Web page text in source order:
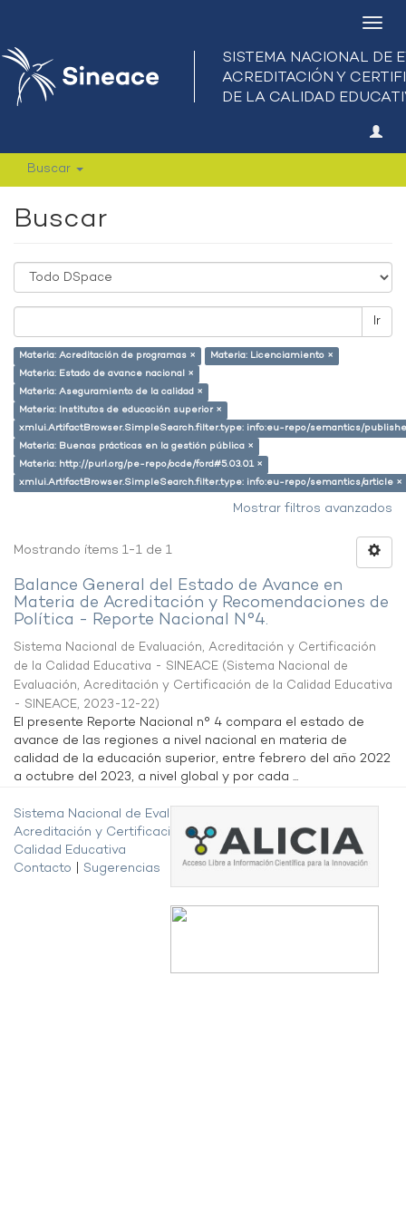
Buscar
Buscar
Ir
Materia: Acreditación de programas ×
Materia: Licenciamiento ×
Materia: Estado de avance nacional ×
Materia: Aseguramiento de la calidad ×
Materia: Institutos de educación superior ×
xmlui.ArtifactBrowser.SimpleSearch.filter.type: info:eu-repo/semantics/
Materia: Buenas prácticas en la gestión pública ×
Materia: http://purl.org/pe-repo/ocde/ford#5.03.01 ×
xmlui.ArtifactBrowser.SimpleSearch.filter.type: info:eu-repo/semantics/article ×
Mostrar filtros avanzados
Mostrando ítems 1-1 de 1
Balance General del Estado de Avance en
Materia de Acreditación y Recomendaciones de
Política - Reporte Nacional N°4.
Sistema Nacional de Evaluación, Acreditación y Certificación
de la Calidad Educativa - SINEACE (Sistema Nacional de
Evaluación, Acreditación y Certificación de la Calidad Educativa
- SINEACE, 2023-12-22)
El presente Reporte Nacional n° 4 compara el estado de
avance de las regiones a nivel nacional en materia de
calidad de la educación superior, entre febrero del año 2022
a octubre del 2023, a nivel global y por cada ...
Sistema Nacional de Evaluación,
Acreditación y Certificación de la
Calidad Educativa
Contacto
Sugerencias